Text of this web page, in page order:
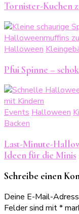
Tornister-Kuchen
Halloween
Pfui Spinne –
Events Halloween
Backen
Last-Minute-
Ideen für die Minis
Schreibe einen
Deine E-Mail-
Felder sind mit*